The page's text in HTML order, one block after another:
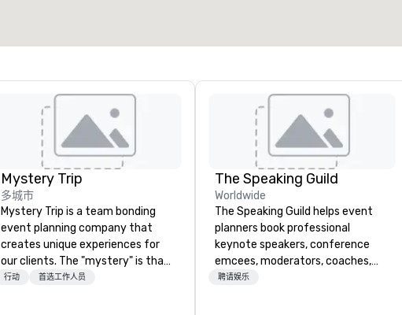
Mystery Trip
多城市
Mystery Trip is a team bonding
event planning company that
creates unique experiences for
our clients. The "mystery" is that
none of your guests will know
行动 首选工作人员
The Speaking Guild
Worldwide
The Speaking Guild helps event
planners book professional
keynote speakers, conference
emcees, moderators, coaches,
and subject-matter experts for
聘请娱乐